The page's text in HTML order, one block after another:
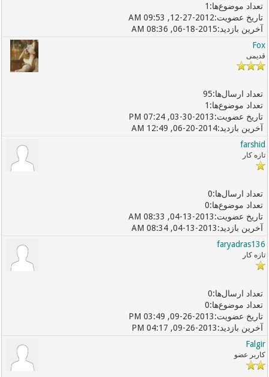
1
12-27-2012, 09:53 AM
06-18-2015, 08:36 AM
Fox
قدیمی
95
1
03-30-2013, 07:24 PM
06-20-2014, 12:49 AM
farshid
تازه کار
0
0
04-13-2013, 08:33 AM
04-13-2013, 08:34 AM
faryadras136
تازه کار
0
0
09-26-2013, 03:49 PM
09-26-2013, 04:17 PM
Falgir
کاربر عضو